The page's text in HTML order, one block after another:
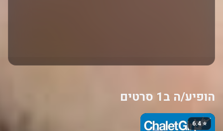
הופיע/ה ב1 סרטים
⭐ 6.4